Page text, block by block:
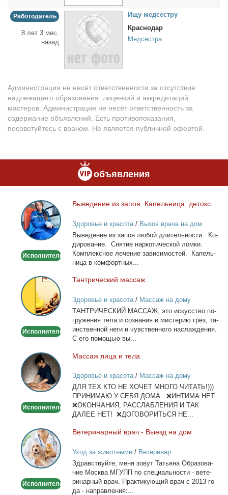
Работодатель
8 лет 3 мес.
назад
Ищу мед­сест­ру
Краснодар
Медсестра
Администрация не несёт ответственности за отсутствие
надлежащего образования, лицензий и аккредитаций
мастеров. Администрация не несёт ответственность за
содержание объявлений. Есть противопоказания,
посоветуйтесь с врачом. Не является публичной офертой.
объявления
Выведение
из
запоя.
Капельница,
Исполнитель
Вы­ве­де­ние из за­поя. Ка­пель­ни­ца, де­токс.
Здоровье и красота/ Вызов врача на дом
Вы­ве­де­ние из за­поя лю­бой дли­тель­но­сти. Ко­
ди­ро­ва­ние. Сня­тие нар­ко­ти­че­ской лом­ки.
Ком­плекс­ное ле­че­ние за­ви­си­мо­стей. Ка­пель­
ни­ца в ком­форт­ных...
Тантрический
массаж
Исполнитель
Тан­три­че­ский мас­саж
Здоровье и красота/ Массаж на дому
ТАНТРИЧЕСКИЙ МАССАЖ, это ис­кус­ство по­
гру­же­ния те­ла и со­зна­ния в ми­сте­рию грёз, та­
ин­ствен­ной неги и чув­ствен­но­го на­сла­жде­ния.
С его по­мо­щью вы...
Массаж
лица
и
тела
Исполнитель
Мас­саж ли­ца и те­ла
Здоровье и красота/ Массаж на дому
ДЛЯ ТЕХ КТО НЕ ХОЧЕТ МНОГО ЧИТАТЬ!)))
ПРИНИМАЮ У СЕБЯ ДОМА. ❌ИНТИМА НЕТ
❌ОКОНЧАНИЯ, РАССЛАБЛЕНИЯ И ТАК
ДАЛЕЕ НЕТ! ❌ДОГОВОРИТЬСЯ НЕ...
Ветеринарный
врач
-
Выезд
дом
Исполнитель
Ве­те­ри­нар­ный врач - Вы­езд на дом
Уход за животными/ Ветеринар
Здрав­ствуй­те, ме­ня зо­вут Та­тья­на Об­ра­зо­ва­
ние Москва МГУПП по спе­ци­аль­но­сти - ве­те­
ри­нар­ный врач. Прак­ти­ку­ю­щий врач с 2013 го­
да - на­прав­ле­ния:...